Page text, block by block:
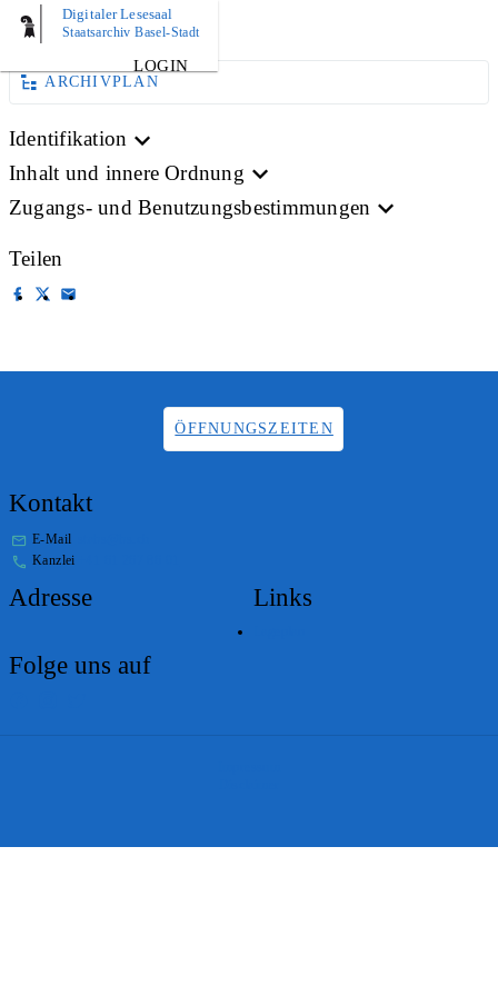
Digitaler Lesesaal
Staatsarchiv Basel-Stadt
LOGIN
BILD
ARCHIVPLAN
Identifikation
Inhalt und innere Ordnung
Zugangs- und Benutzungsbestimmungen
Teilen
ÖFFNUNGSZEITEN
Kontakt
E-Mail
Kanzlei
Adresse Links
Folge uns auf